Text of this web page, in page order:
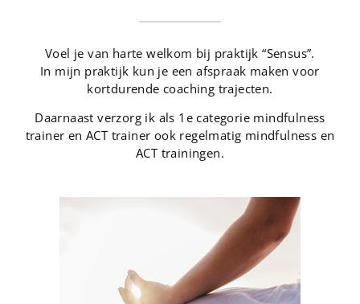
Voel je van harte welkom bij praktijk “Sensus”.
In mijn praktijk kun je een afspraak maken voor
kortdurende coaching trajecten.
Daarnaast verzorg ik als 1e categorie mindfulness
trainer en ACT trainer ook regelmatig mindfulness en
ACT trainingen.